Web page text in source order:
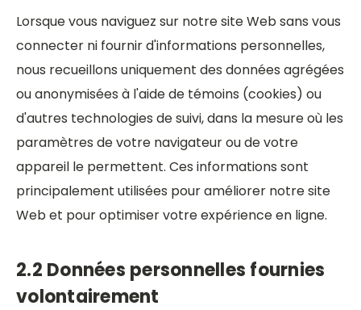
Lorsque vous naviguez sur notre site Web sans vous
connecter ni fournir d'informations personnelles,
nous recueillons uniquement des données agrégées
ou anonymisées à l'aide de témoins (cookies) ou
d'autres technologies de suivi, dans la mesure où les
paramètres de votre navigateur ou de votre
appareil le permettent. Ces informations sont
principalement utilisées pour améliorer notre site
Web et pour optimiser votre expérience en ligne.
2.2 Données personnelles fournies
volontairement